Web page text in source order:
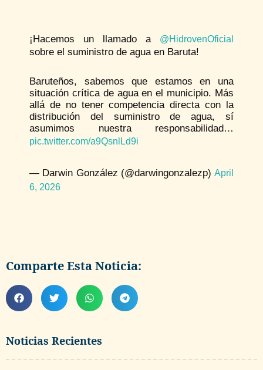
Noticias Recientes
¡Hacemos un llamado a @HidrovenOficial
sobre el suministro de agua en Baruta!
Baruteños, sabemos que estamos en una
situación crítica de agua en el municipio. Más
allá de no tener competencia directa con la
distribución del suministro de agua, sí
asumimos nuestra responsabilidad…
pic.twitter.com/a9QsnlLd9i
— Darwin González (@darwingonzalezp) April
6, 2026
Comparte Esta Noticia: